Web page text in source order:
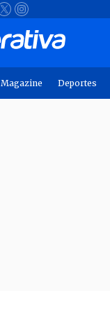
Magazine Deportes